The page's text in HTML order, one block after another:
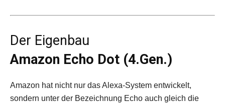
Der Eigenbau
Amazon Echo Dot (4.Gen.)
Amazon hat nicht nur das Alexa-System entwickelt,
sondern unter der Bezeichnung Echo auch gleich die